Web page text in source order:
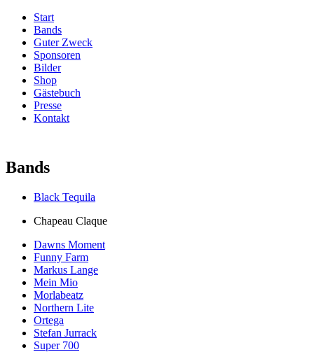
Start
Bands
Guter Zweck
Sponsoren
Bilder
Shop
Gästebuch
Presse
Kontakt
Bands
Black Tequila
Chapeau Claque
Dawns Moment
Funny Farm
Markus Lange
Mein Mio
Morlabeatz
Northern Lite
Ortega
Stefan Jurrack
Super 700